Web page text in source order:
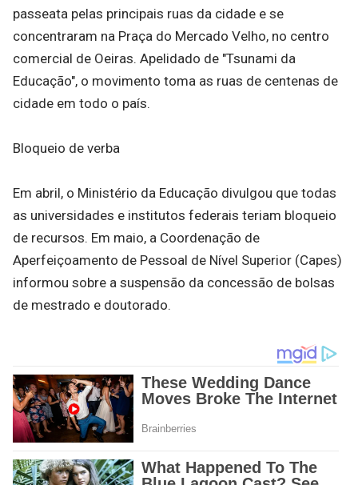
passeata pelas principais ruas da cidade e se
concentraram na Praça do Mercado Velho, no centro
comercial de Oeiras. Apelidado de "Tsunami da
Educação", o movimento toma as ruas de centenas de
cidade em todo o país.
Bloqueio de verba
Em abril, o Ministério da Educação divulgou que todas
as universidades e institutos federais teriam bloqueio
de recursos. Em maio, a Coordenação de
Aperfeiçoamento de Pessoal de Nível Superior (Capes)
informou sobre a suspensão da concessão de bolsas
de mestrado e doutorado.